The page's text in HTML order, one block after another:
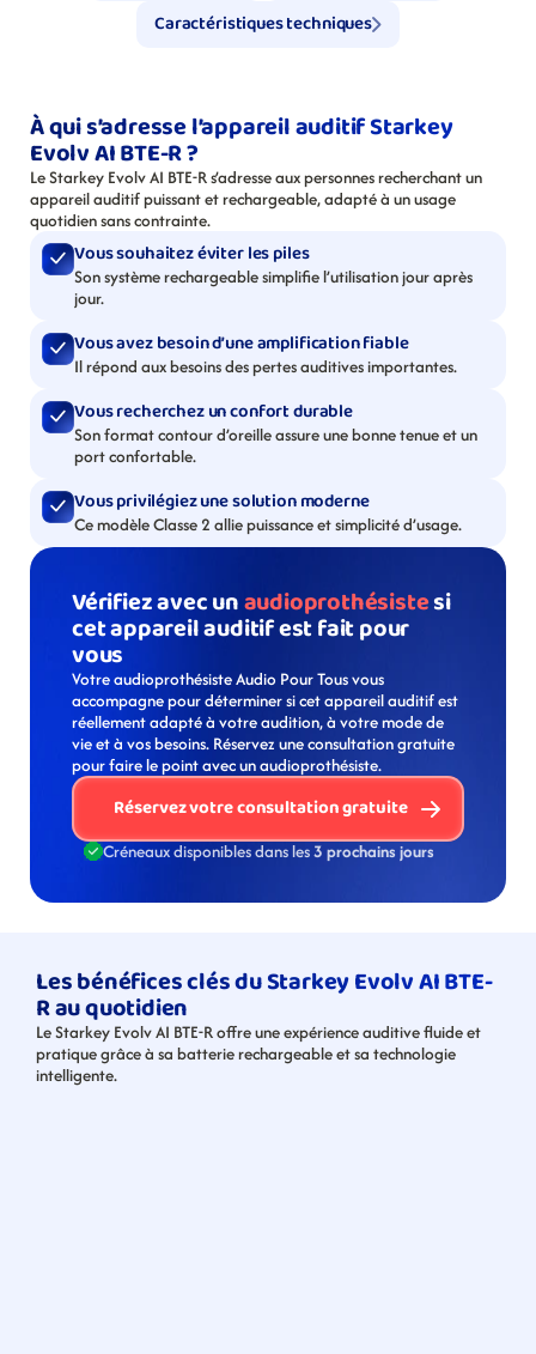
Caractéristiques techniques
À qui s’adresse l’appareil auditif Starkey
Evolv AI BTE-R ?
Le Starkey Evolv AI BTE-R s’adresse aux personnes recherchant un
appareil auditif puissant et rechargeable, adapté à un usage
quotidien sans contrainte.
Vous souhaitez éviter les piles
Son système rechargeable simplifie l’utilisation jour après
jour.
Vous avez besoin d’une amplification fiable
Il répond aux besoins des pertes auditives importantes.
Vous recherchez un confort durable
Son format contour d’oreille assure une bonne tenue et un
port confortable.
Vous privilégiez une solution moderne
Ce modèle Classe 2 allie puissance et simplicité d’usage.
Vérifiez avec un audioprothésiste si
cet appareil auditif est fait pour
vous
Votre audioprothésiste Audio Pour Tous vous
accompagne pour déterminer si cet appareil auditif est
réellement adapté à votre audition, à votre mode de
vie et à vos besoins. Réservez une consultation gratuite
pour faire le point avec un audioprothésiste.
Réservez votre consultation gratuite
Créneaux disponibles dans les 3 prochains jours
Les bénéfices clés du Starkey Evolv AI BTE-
R au quotidien
Le Starkey Evolv AI BTE-R offre une expérience auditive fluide et
pratique grâce à sa batterie rechargeable et sa technologie
intelligente.